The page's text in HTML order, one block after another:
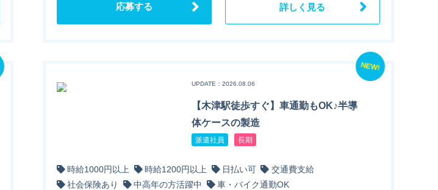
応募する 詳しく見る
NEW!
UPDATE：2026.08.06
【木津駅徒歩すぐ】車通勤もOK♪半導
体ケースの製造
派遣社員 長期
時給1000円以上 時給1200円以上 日払い可
交通費支給
社会保険あり
中高年の方活躍中
車・バイク通勤OK